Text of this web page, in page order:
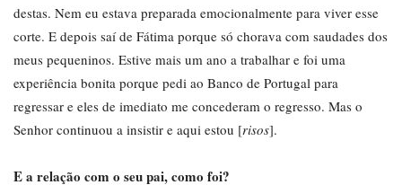
destas. Nem eu estava preparada emocionalmente para viver esse
corte. E depois saí de Fátima porque só chorava com saudades dos
meus pequeninos. Estive mais um ano a trabalhar e foi uma
experiência bonita porque pedi ao Banco de Portugal para
regressar e eles de imediato me concederam o regresso. Mas o
Senhor continuou a insistir e aqui estou [risos].
E a relação com o seu pai, como foi?